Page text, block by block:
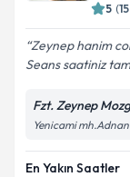
5 (15
Zeynep hanim
Seans saatiniz
Fzt. Zeynep
Yenicami
En Yakın Saatler